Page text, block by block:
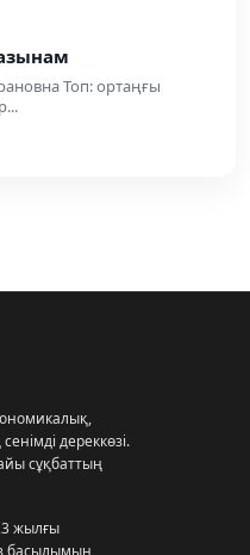
Топ: ортаңғы
дереккөзі.
сұқбаттың
жылғы
басылымын,